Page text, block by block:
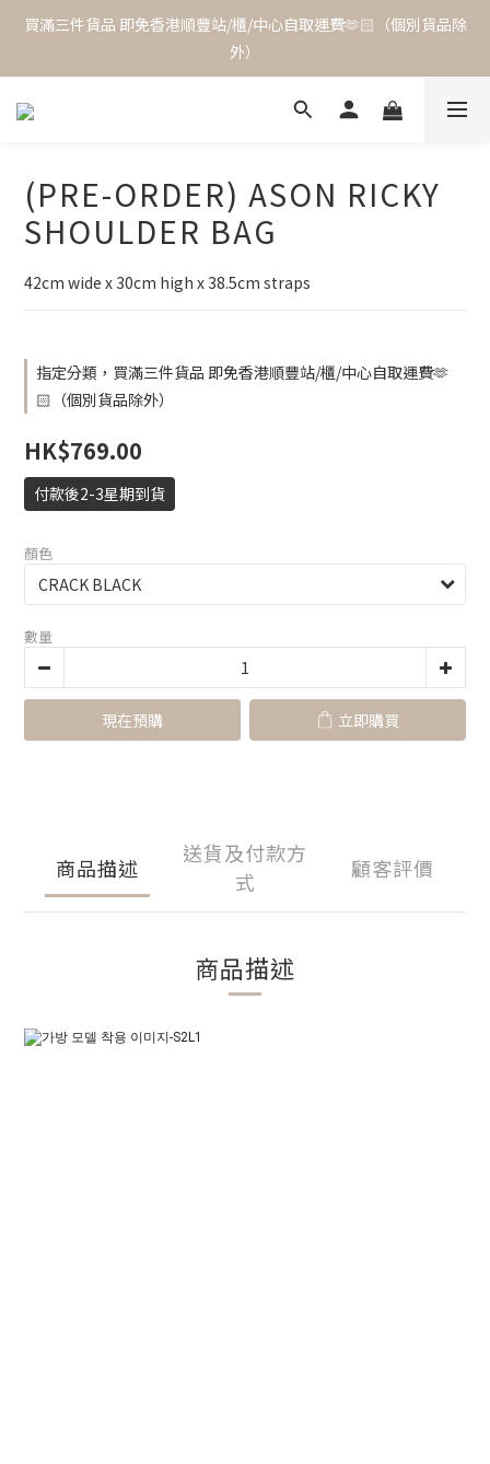
買滿三件貨品 即免香港順豐站/櫃/中心自取運費🫶🏻（個別貨品除
外）
(PRE-ORDER) ASON RICKY
SHOULDER BAG
42cm wide x 30cm high x 38.5cm straps
指定分類，買滿三件貨品 即免香港順豐站/櫃/中心自取運費🫶
🏻（個別貨品除外）
HK$769.00
付款後2-3星期到貨
顏色
數量
現在預購 立即購買
商品描述
送貨及付款方
式
顧客評價
商品描述